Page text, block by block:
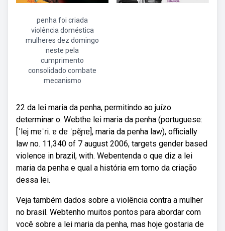
penha foi criada
violência doméstica
mulheres dez domingo
neste pela
cumprimento
consolidado combate
mecanismo
22 da lei maria da penha, permitindo ao juízo
determinar o. Webthe lei maria da penha (portuguese:
[ˈlej mɐˈɾi. ɐ dɐ ˈpẽɲɐ], maria da penha law), officially
law no. 11,340 of 7 august 2006, targets gender based
violence in brazil, with. Webentenda o que diz a lei
maria da penha e qual a história em torno da criação
dessa lei.
Veja também dados sobre a violência contra a mulher
no brasil. Webtenho muitos pontos para abordar com
você sobre a lei maria da penha, mas hoje gostaria de